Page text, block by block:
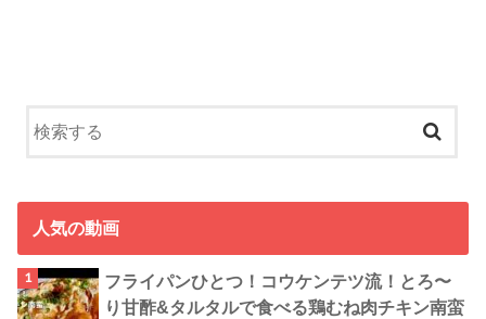
人気の動画
フライパンひとつ！コウケンテツ流！とろ〜
り甘酢&タルタルで食べる鶏むね肉チキン南蛮